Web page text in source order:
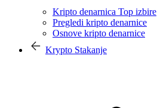
Kripto denarnica Top izbire
Pregledi kripto denarnice
Osnove kripto denarnice
Krypto Stakanje